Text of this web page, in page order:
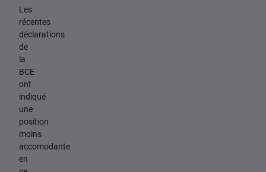
Les
récentes
déclarations
de
la
BCE
ont
indiqué
une
position
moins
accomodante
en